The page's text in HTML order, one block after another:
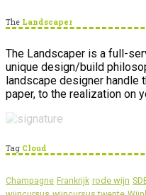
The Landscaper
The Landscaper is a full-
unique design/build
landscape designer handle
paper, to the realization on
Tag Cloud
Champagne Frankrijk rode wijn